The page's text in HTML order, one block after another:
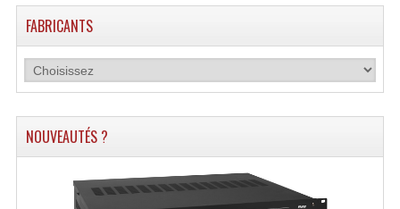
Lampes PAR
FABRICANTS
NOUVEAUTÉS ?